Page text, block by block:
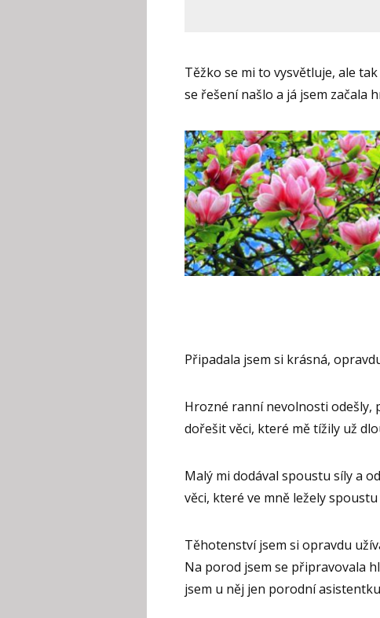
Těžko se mi to vysvětluje, ale
se řešení našlo a já jsem začala
Připadala jsem si krásná,
Hrozné ranní nevolnosti odešly,
dořešit věci, které mě tížily už
Malý mi dodával spoustu síly a
věci, které ve mně ležely
Těhotenství jsem si opravdu
Na porod jsem se připravovala
jsem u něj jen porodní